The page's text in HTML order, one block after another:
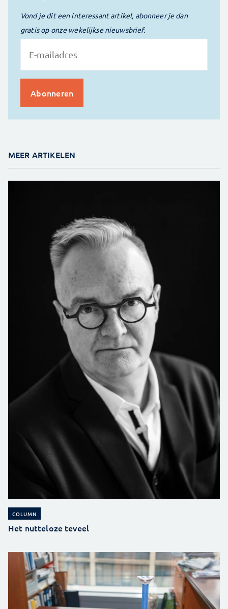
Vond je dit een interessant artikel, abonneer je dan
gratis op onze wekelijkse nieuwsbrief.
MEER ARTIKELEN
COLUMN
Het nutteloze teveel